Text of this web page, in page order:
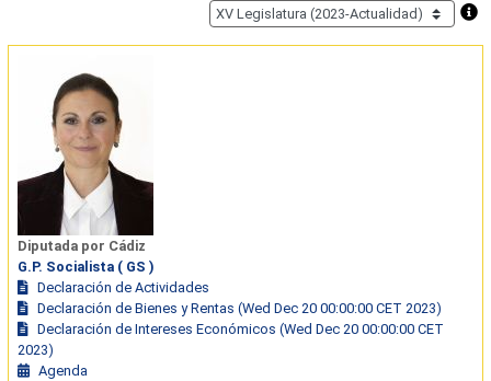
Diputada por Cádiz
G.P. Socialista ( GS )
Declaración de Actividades
Declaración de Bienes y Rentas (Wed Dec 20 00:00:00 CET 2023)
Declaración de Intereses Económicos (Wed Dec 20 00:00:00 CET
2023)
Agenda